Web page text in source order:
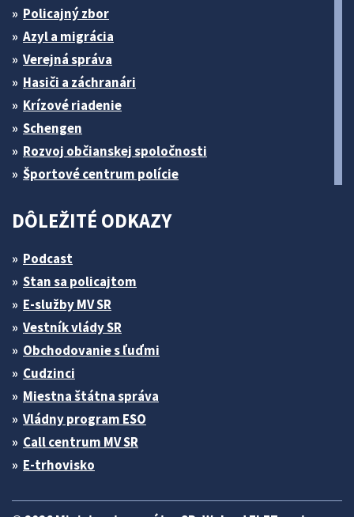
Policajný zbor
Azyl a migrácia
Verejná správa
Hasiči a záchranári
Krízové riadenie
Schengen
Rozvoj občianskej spoločnosti
Športové centrum polície
DÔLEŽITÉ ODKAZY
Podcast
Stan sa policajtom
E-služby MV SR
Vestník vlády SR
Obchodovanie s ľuďmi
Cudzinci
Miestna štátna správa
Vládny program ESO
Call centrum MV SR
E-trhovisko